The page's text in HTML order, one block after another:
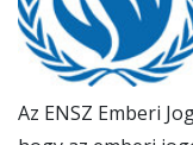
Az ENSZ Emberi